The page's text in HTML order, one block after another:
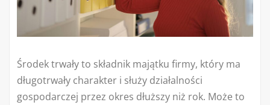
Środek trwały to składnik majątku firmy, który ma
długotrwały charakter i służy działalności
gospodarczej przez okres dłuższy niż rok. Może to